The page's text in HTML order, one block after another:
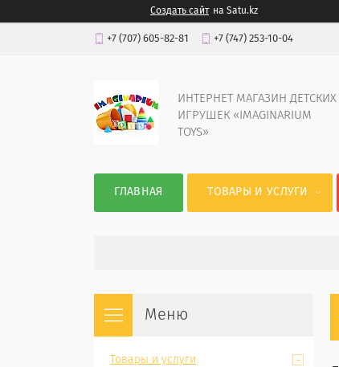
Создать сайт на Satu.kz
+7 (707) 605-82-81 +7 (747) 253-10-04
ИНТЕРНЕТ МАГАЗИН ДЕТСКИХ
ИГРУШЕК «IMAGINARIUM
TOYS»
ГЛАВНАЯ ТОВАРЫ И УСЛУГИ
Товары и услуги